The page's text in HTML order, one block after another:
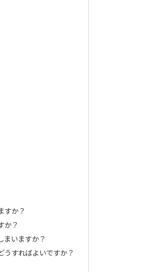
すか？
か？
まいますか？
うすればよいですか？